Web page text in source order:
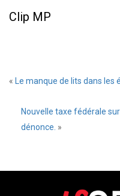
Clip MP
« Le manque de lits dans
Nouvelle taxe fédérale
dénonce. »